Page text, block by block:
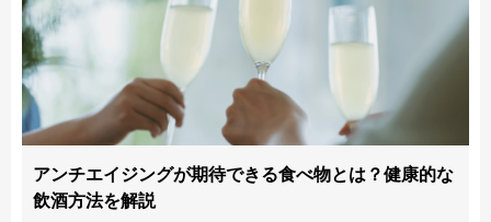
アンチエイジングが期待できる食べ物とは？健康的な
飲酒方法を解説